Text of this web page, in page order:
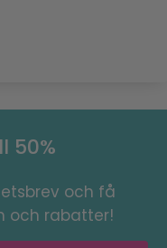
50%
och få
och rabatter!